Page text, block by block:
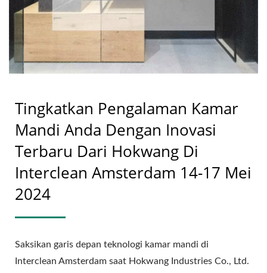
Tingkatkan Pengalaman Kamar
Mandi Anda Dengan Inovasi
Terbaru Dari Hokwang Di
Interclean Amsterdam 14-17 Mei
2024
Saksikan garis depan teknologi kamar mandi di
Interclean Amsterdam saat Hokwang Industries Co., Ltd.